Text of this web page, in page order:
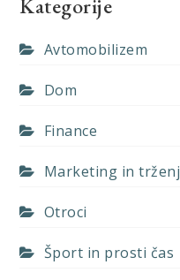
Kategorije
Avtomobilizem
Dom
Finance
Marketing in
Otroci
Šport in prosti čas